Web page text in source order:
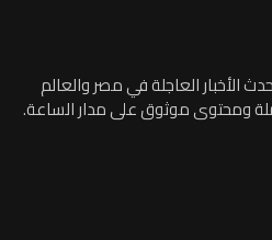
الأخبار العاجلة في مصر والعالم
ومحتوى موثوق على مدار الساعة.